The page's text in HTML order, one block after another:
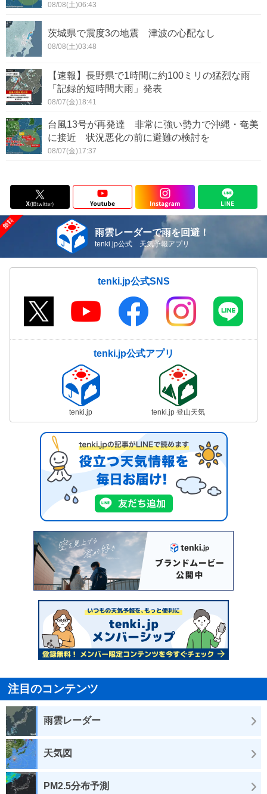
08/08(土)06:43
茨城県で震度3の地震 津波の心配なし
08/08(土)03:48
【速報】長野県で1時間に約100ミリの猛烈な雨
「記録的短時間大雨」発表
08/07(金)18:41
台風13号が再発達 非常に強い勢力で沖縄・奄美
に接近 状況悪化の前に避難の検討を
08/07(金)17:37
雨雲レーダーで雨を回避！
tenki.jp公式 天気予報アプリ
tenki.jp公式SNS
tenki.jp公式アプリ
tenki.jp tenki.jp 登山天気
注目のコンテンツ
雨雲レーダー
天気図
PM2.5分布予測